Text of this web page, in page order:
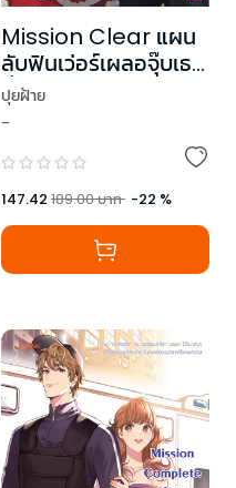
Mission Clear แผน
ลับฟินเว่อร์เผลอจุ๊บเธอ
ที่หัวใจ
ปุยฝ้าย
-
147.42 189.00บาท -22 %